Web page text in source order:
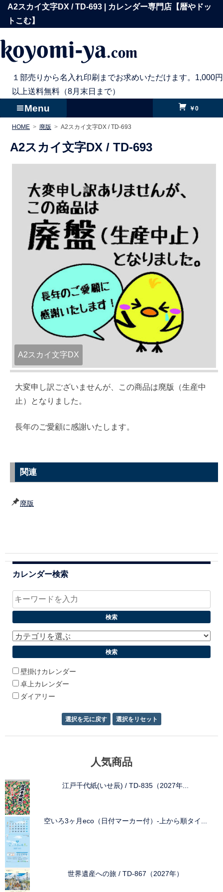
ン
ッ
A2スカイ文字DX / TD-693 | カレンダー専門店【暦やドッ
トこむ】
koyomi-ya.com
１部売りから名入れ印刷までお求めいただけます。1,000円
以上送料無料（8月末日まで）
Menu ￥0
HOME 廃版 A2スカイ文字DX / TD-693
A2スカイ文字DX / TD-693
A2スカイ文字DX
大変申し訳ございませんが、この商品は廃版（生産中
止）となりました。
長年のご愛顧に感謝いたします。
関連
廃版
カレンダー検索
壁掛けカレンダー
卓上カレンダー
ダイアリー
人気商品
江戸千代紙(いせ辰) / TD-835（2027年...
空いろ3ヶ月eco（日付マーカー付）-上から順タイ...
世界遺産への旅 / TD-867（2027年）